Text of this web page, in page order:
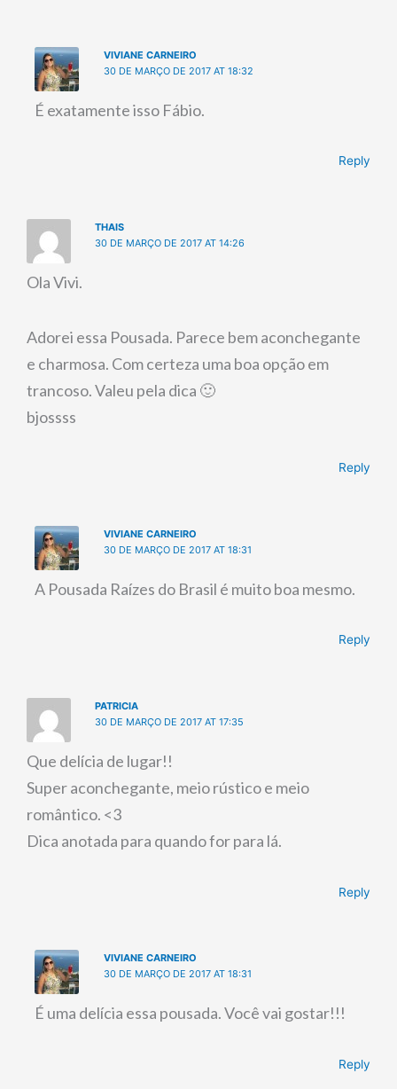
VIVIANE CARNEIRO
30 DE MARÇO DE 2017 AT 18:32
É exatamente isso Fábio.
Reply
THAIS
30 DE MARÇO DE 2017 AT 14:26
Ola Vivi.
Adorei essa Pousada. Parece bem aconchegante
e charmosa. Com certeza uma boa opção em
trancoso. Valeu pela dica 🙂
bjossss
Reply
VIVIANE CARNEIRO
30 DE MARÇO DE 2017 AT 18:31
A Pousada Raízes do Brasil é muito boa mesmo.
Reply
PATRICIA
30 DE MARÇO DE 2017 AT 17:35
Que delícia de lugar!!
Super aconchegante, meio rústico e meio
romântico. <3
Dica anotada para quando for para lá.
Reply
VIVIANE CARNEIRO
30 DE MARÇO DE 2017 AT 18:31
É uma delícia essa pousada. Você vai gostar!!!
Reply